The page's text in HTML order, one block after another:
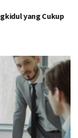
yang Cukup